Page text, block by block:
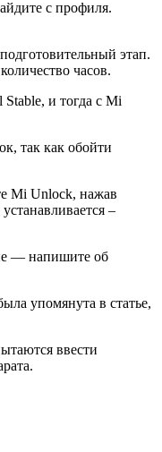
с профиля.
этап.
часов.
и тогда с Mi
так как обойти
Mi Unlock, нажав
–
— напишите об
упомянута в статье,
ввести